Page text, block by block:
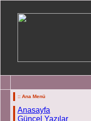
:: Ana Menü
Anasayfa
Güncel Yazılar